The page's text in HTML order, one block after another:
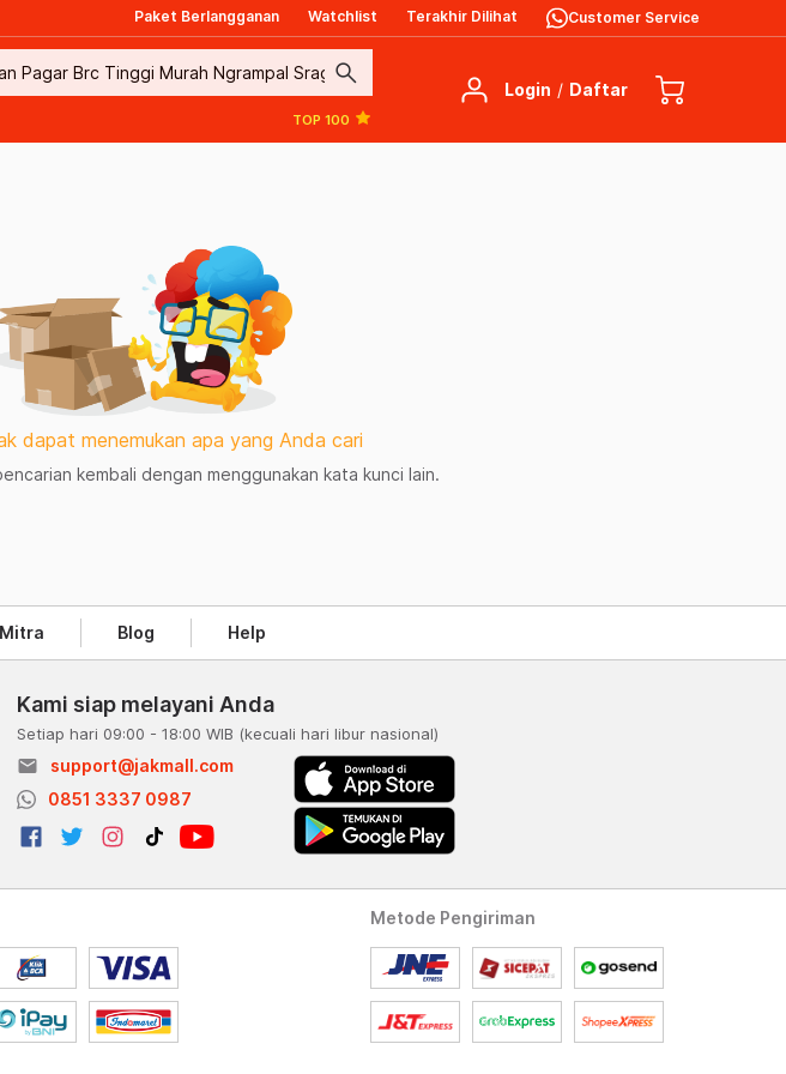
Paket Berlangganan Watchlist Terakhir Dilihat Customer Service
search
TOP 100
Login / Daftar
dapat menemukan apa yang Anda cari
kembali dengan menggunakan kata kunci lain.
Mitra Blog Help
Kami siap melayani Anda
Setiap hari 09:00 - 18:00 WIB (kecuali hari libur nasional)
email
support@jakmall.com
0851 3337 0987
Metode Pengiriman